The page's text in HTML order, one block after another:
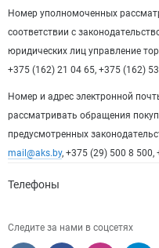
Номер уполномоченных
соответствии с
юридических лиц управление
+375 (162) 21 04 65, +375 (162)
Номер и адрес электронной
рассматривать обращения
предусмотренных
mail@aks.by, +375 (29) 500 8 500,
Телефоны
Следите за нами в соцсетях